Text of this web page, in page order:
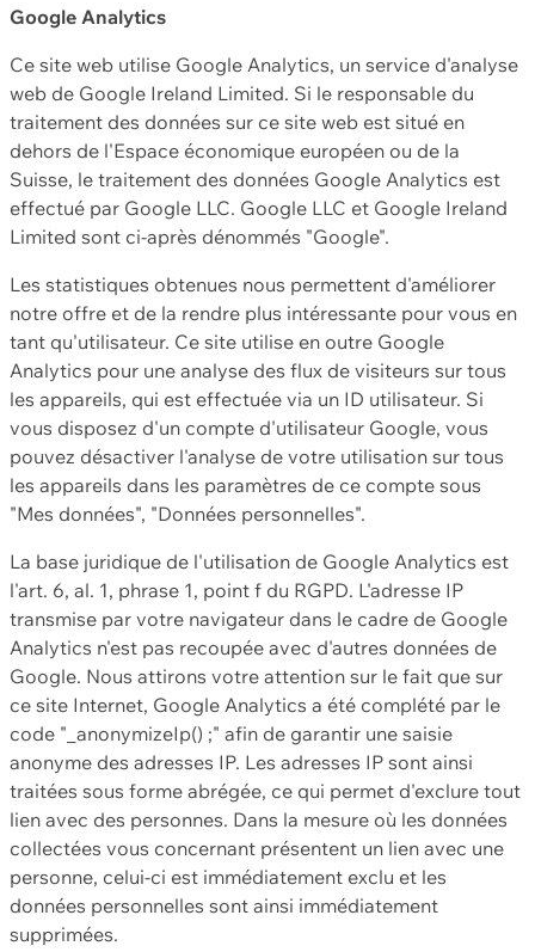
Google Analytics
Ce site web utilise Google Analytics, un service d'analyse
web de Google Ireland Limited. Si le responsable du
traitement des données sur ce site web est situé en
dehors de l'Espace économique européen ou de la
Suisse, le traitement des données Google Analytics est
effectué par Google LLC. Google LLC et Google Ireland
Limited sont ci-après dénommés "Google".
Les statistiques obtenues nous permettent d'améliorer
notre offre et de la rendre plus intéressante pour vous en
tant qu'utilisateur. Ce site utilise en outre Google
Analytics pour une analyse des flux de visiteurs sur tous
les appareils, qui est effectuée via un ID utilisateur. Si
vous disposez d'un compte d'utilisateur Google, vous
pouvez désactiver l'analyse de votre utilisation sur tous
les appareils dans les paramètres de ce compte sous
"Mes données", "Données personnelles".
La base juridique de l'utilisation de Google Analytics est
l'art. 6, al. 1, phrase 1, point f du RGPD. L'adresse IP
transmise par votre navigateur dans le cadre de Google
Analytics n'est pas recoupée avec d'autres données de
Google. Nous attirons votre attention sur le fait que sur
ce site Internet, Google Analytics a été complété par le
code "_anonymizeIp() ;" afin de garantir une saisie
anonyme des adresses IP. Les adresses IP sont ainsi
traitées sous forme abrégée, ce qui permet d'exclure tout
lien avec des personnes. Dans la mesure où les données
collectées vous concernant présentent un lien avec une
personne, celui-ci est immédiatement exclu et les
données personnelles sont ainsi immédiatement
supprimées.